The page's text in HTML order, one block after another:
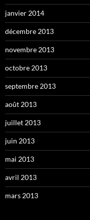
janvier 2014
décembre 2013
novembre 2013
octobre 2013
septembre 2013
août 2013
juillet 2013
juin 2013
mai 2013
avril 2013
mars 2013